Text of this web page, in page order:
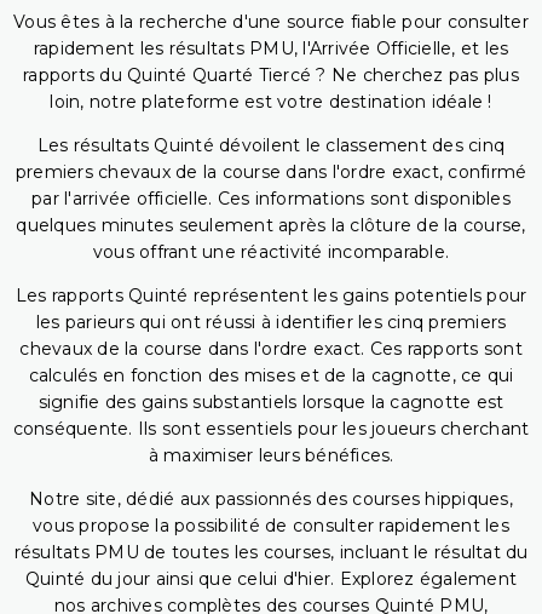
Vous êtes à la recherche d'une source fiable pour consulter
rapidement les résultats PMU, l'Arrivée Officielle, et les
rapports du Quinté Quarté Tiercé ? Ne cherchez pas plus
loin, notre plateforme est votre destination idéale !
Les résultats Quinté dévoilent le classement des cinq
premiers chevaux de la course dans l'ordre exact, confirmé
par l'arrivée officielle. Ces informations sont disponibles
quelques minutes seulement après la clôture de la course,
vous offrant une réactivité incomparable.
Les rapports Quinté représentent les gains potentiels pour
les parieurs qui ont réussi à identifier les cinq premiers
chevaux de la course dans l'ordre exact. Ces rapports sont
calculés en fonction des mises et de la cagnotte, ce qui
signifie des gains substantiels lorsque la cagnotte est
conséquente. Ils sont essentiels pour les joueurs cherchant
à maximiser leurs bénéfices.
Notre site, dédié aux passionnés des courses hippiques,
vous propose la possibilité de consulter rapidement les
résultats PMU de toutes les courses, incluant le résultat du
Quinté du jour ainsi que celui d'hier. Explorez également
nos archives complètes des courses Quinté PMU,